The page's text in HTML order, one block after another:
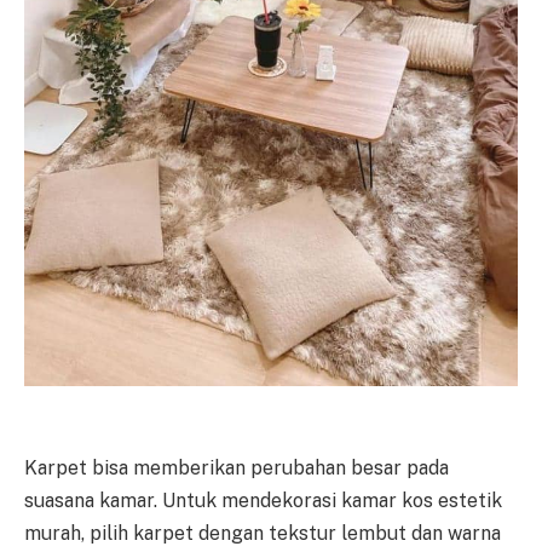
Karpet bisa memberikan perubahan besar pada
suasana kamar. Untuk mendekorasi kamar kos estetik
murah, pilih karpet dengan tekstur lembut dan warna